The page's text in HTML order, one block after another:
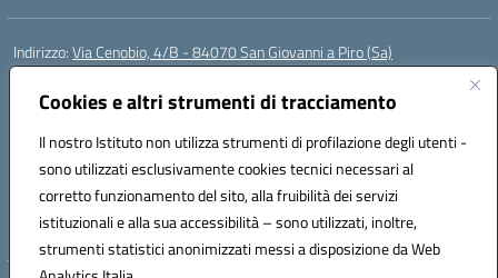
Cookies e altri strumenti di tracciamento
Il nostro Istituto non utilizza strumenti di profilazione degli utenti -
sono utilizzati esclusivamente cookies tecnici necessari al
corretto funzionamento del sito, alla fruibilità dei servizi
istituzionali e alla sua accessibilità – sono utilizzati, inoltre,
strumenti statistici anonimizzati messi a disposizione da Web
Indirizzo:Via Cenobio, 4/B - 84070 San Giovanni a Piro (Sa)
Centralino:
Posta elettronica certificata (PEC):saic815005@pec.istruzione.it
Codice fiscale: 84001740657
Codice meccanografico:SAIC815005
Codice Indice delle Pubbliche Amministrazioni (IPA): istsc_SAIC815005
Codice unico di fatturazione (CUF): UFDQ9V